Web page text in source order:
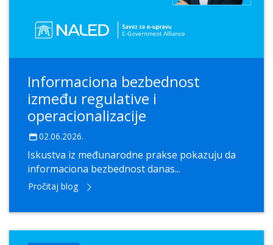
Informaciona bezbednost
između regulative i
operacionalizacije
02.06.2026.
Iskustva iz međunarodne prakse pokazuju da
informaciona bezbednost danas...
Pročitaj blog